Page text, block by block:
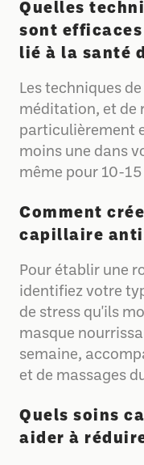
Quelles
sont
lié à la santé
Les techniques
méditation, et de
particulièrement
moins une dans
même pour 10-
Comment
capillaire
Pour établir une
identifiez votre
de stress qu'ils
masque
semaine,
et de massages
Quels soins
aider à